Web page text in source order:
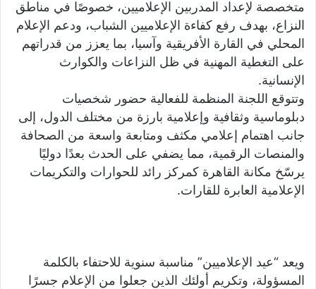
متخصصة لإعداد المدربين الإعلاميين، خصوصًا في مناطق
النزاع، بهدف رفع كفاءة الإعلاميين الشباب، ودعم الإعلام
المحلي في القارة الأفريقية وآسيا، بما يعزز من قدراتهم
على التغطية المهنية في ظل النزاعات والكوارث
الإنسانية.
وتتوقع اللجنة المنظمة للفعالية حضور شخصيات
دبلوماسية وثقافية وإعلامية بارزة من مختلف الدول، إلى
جانب اهتمام إعلامي مكثف ومتابعة واسعة من الصحافة
والمنصات الرقمية، مما يضفي على الحدث بعدًا دوليًا
يرسّخ مكانة القاهرة كمركز رائد للحوارات والتكريمات
الإعلامية العابرة للقارات.
ويعد “عيد الإعلاميين” مناسبة سنوية للاحتفاء بالكلمة
المسؤولة، وتكريم أولئك الذين جعلوا من الإعلام جسرًا